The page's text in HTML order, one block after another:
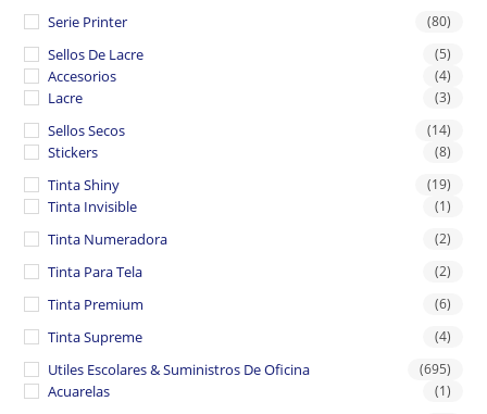
Serie Printer (80)
Sellos De Lacre (5)
Accesorios (4)
Lacre (3)
Sellos Secos (14)
Stickers (8)
Tinta Shiny (19)
Tinta Invisible (1)
Tinta Numeradora (2)
Tinta Para Tela (2)
Tinta Premium (6)
Tinta Supreme (4)
Utiles Escolares & Suministros De Oficina (695)
Acuarelas (1)